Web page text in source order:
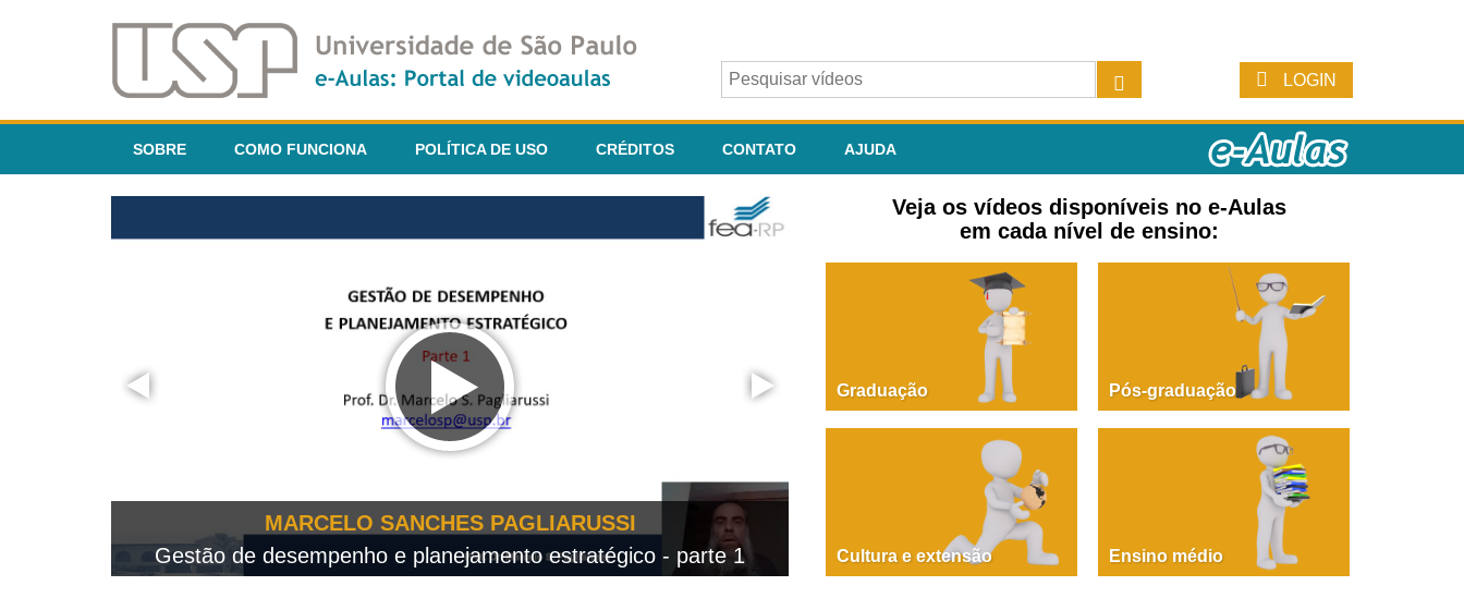
LOGIN
SOBRE COMO FUNCIONA POLÍTICA DE USO CRÉDITOS CONTATO AJUDA
MARCELO SANCHES PAGLIARUSSI
Gestão de desempenho e planejamento estratégico - parte 1
PAOLA GIUSTINA BACCIN
Dire, fare, partire! Aula 1 – parte 1
Veja os vídeos disponíveis no e-Aulas
em cada nível de ensino:
Graduação Pós-graduação
Cultura e extensão Ensino médio